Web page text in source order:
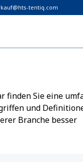
tentiq.com
finden Sie eine
und
Branche besser